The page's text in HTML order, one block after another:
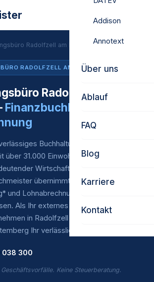
Addison
Annotext
Über uns
Ablauf
FAQ
Blog
Karriere
Kontakt
Radolfzell am Bodensee
RADOLFZELL AM BODENSEE
Radolfzell am
Finanzbuchhaltung &
Buchhaltungsbüro in Radolfzell
über 31.000 Einwohnern ist Radolfzell am
Wirtschaftsstandort in Baden-
übernimmt Ihre laufende
und Lohnabrechnung – digital, persönlich
Als Ihr externes Buchhaltungsbüro
in Radolfzell am Bodensee und
Ihr verlässlicher Partner.
038 300
Keine Steuerberatung.